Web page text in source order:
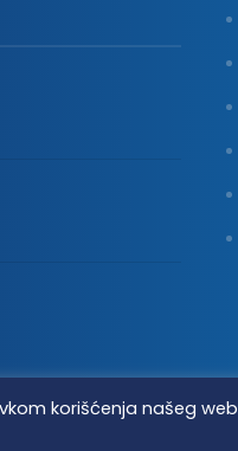
korišćenja našeg web